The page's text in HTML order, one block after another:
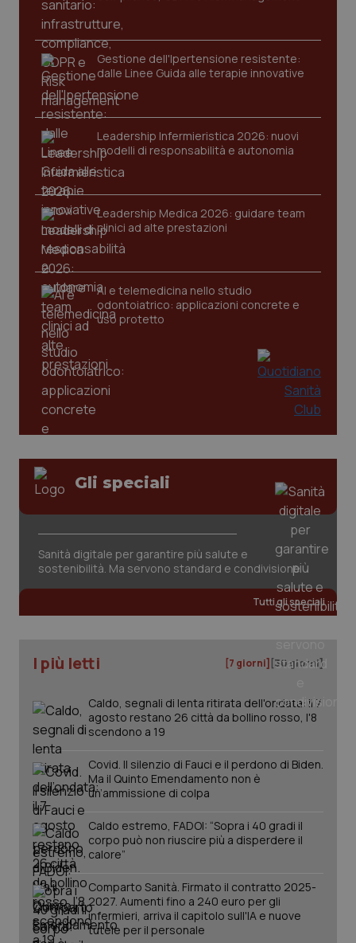
Gestione dell'Ipertensione resistente:
dalle Linee Guida alle terapie innovative
Leadership Infermieristica 2026: nuovi
modelli di responsabilità e autonomia
Leadership Medica 2026: guidare team
clinici ad alte prestazioni
AI e telemedicina nello studio
odontoiatrico: applicazioni concrete e
uso protetto
Gli speciali
Sanità digitale per garantire più salute e
sostenibilità. Ma servono standard e condivisione
Tutti gli speciali
I più letti [7 giorni] [30 giorni]
Caldo, segnali di lenta ritirata dell'ondata: il 7
agosto restano 26 città da bollino rosso, l'8
scendono a 19
Covid. Il silenzio di Fauci e il perdono di Biden.
Ma il Quinto Emendamento non è
un’ammissione di colpa
Caldo estremo, FADOI: “Sopra i 40 gradi il
corpo può non riuscire più a disperdere il
calore”
Comparto Sanità. Firmato il contratto 2025-
2027. Aumenti fino a 240 euro per gli
infermieri, arriva il capitolo sull'IA e nuove
tutele per il personale
protette del sito. Il sito web non è in grado di
funzionare correttamente senza questi cookie.
Nome
Fornitore/Dominio
VISITOR_PRIVACY_METADATA
YouTube
.youtube.com
CookieScriptConsent
tracking-enable
www.quotidianosanita.it
tracking-sites-ironfish-
www.quotidianosanita.it
_ga
Google LLC
.quotidianosanita.it